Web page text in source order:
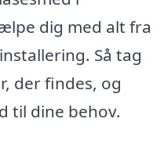
dig med alt fra
Så tag
der findes, og
til dine behov.